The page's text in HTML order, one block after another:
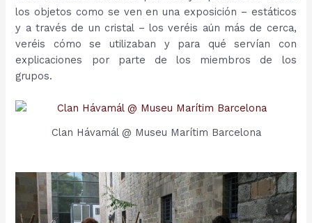
los objetos como se ven en una exposición – estáticos
y a través de un cristal – los veréis aún más de cerca,
veréis cómo se utilizaban y para qué servían con
explicaciones por parte de los miembros de los
grupos.
Clan Hávamál @ Museu Marítim Barcelona